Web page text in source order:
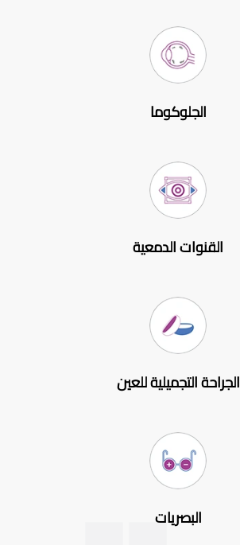
الجلوكوما
القنوات الدمعية
الجراحة التجميلية للعين
البصريات